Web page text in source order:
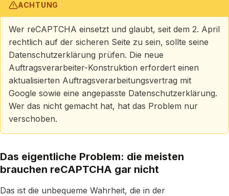
ACHTUNG
Wer reCAPTCHA einsetzt und glaubt, seit dem 2. April
rechtlich auf der sicheren Seite zu sein, sollte seine
Datenschutzerklärung prüfen. Die neue
Auftragsverarbeiter-Konstruktion erfordert einen
aktualisierten Auftragsverarbeitungsvertrag mit
Google sowie eine angepasste Datenschutzerklärung.
Wer das nicht gemacht hat, hat das Problem nur
verschoben.
Das eigentliche Problem: die meisten
brauchen reCAPTCHA gar nicht
Das ist die unbequeme Wahrheit, die in der